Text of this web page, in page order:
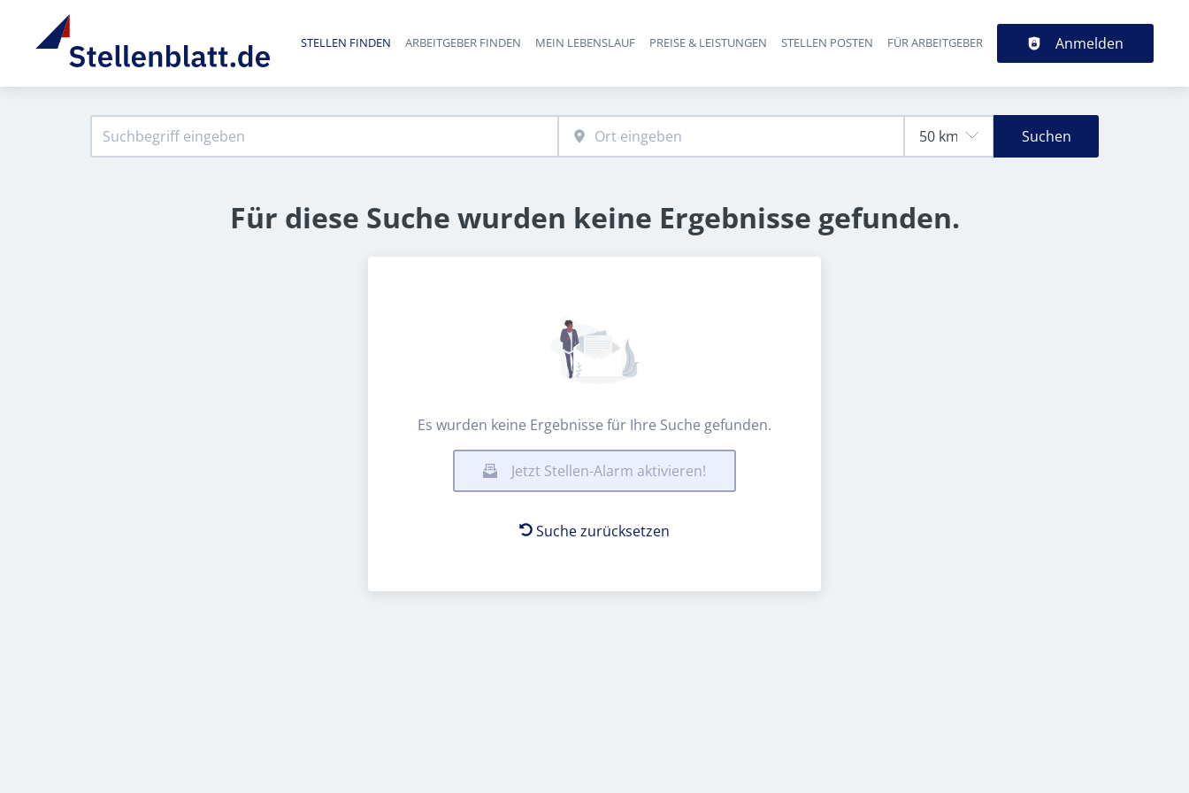
Haupt-Navigation
STELLEN FINDEN ARBEITGEBER FINDEN MEIN LEBENSLAUF PREISE & LEISTUNGEN STELLEN POSTEN FÜR ARBEITGEBER Anmelden
Suchen
Für diese Suche wurden keine Ergebnisse gefunden.
Es wurden keine Ergebnisse für Ihre Suche gefunden.
Jetzt Stellen-Alarm aktivieren!
Suche zurücksetzen